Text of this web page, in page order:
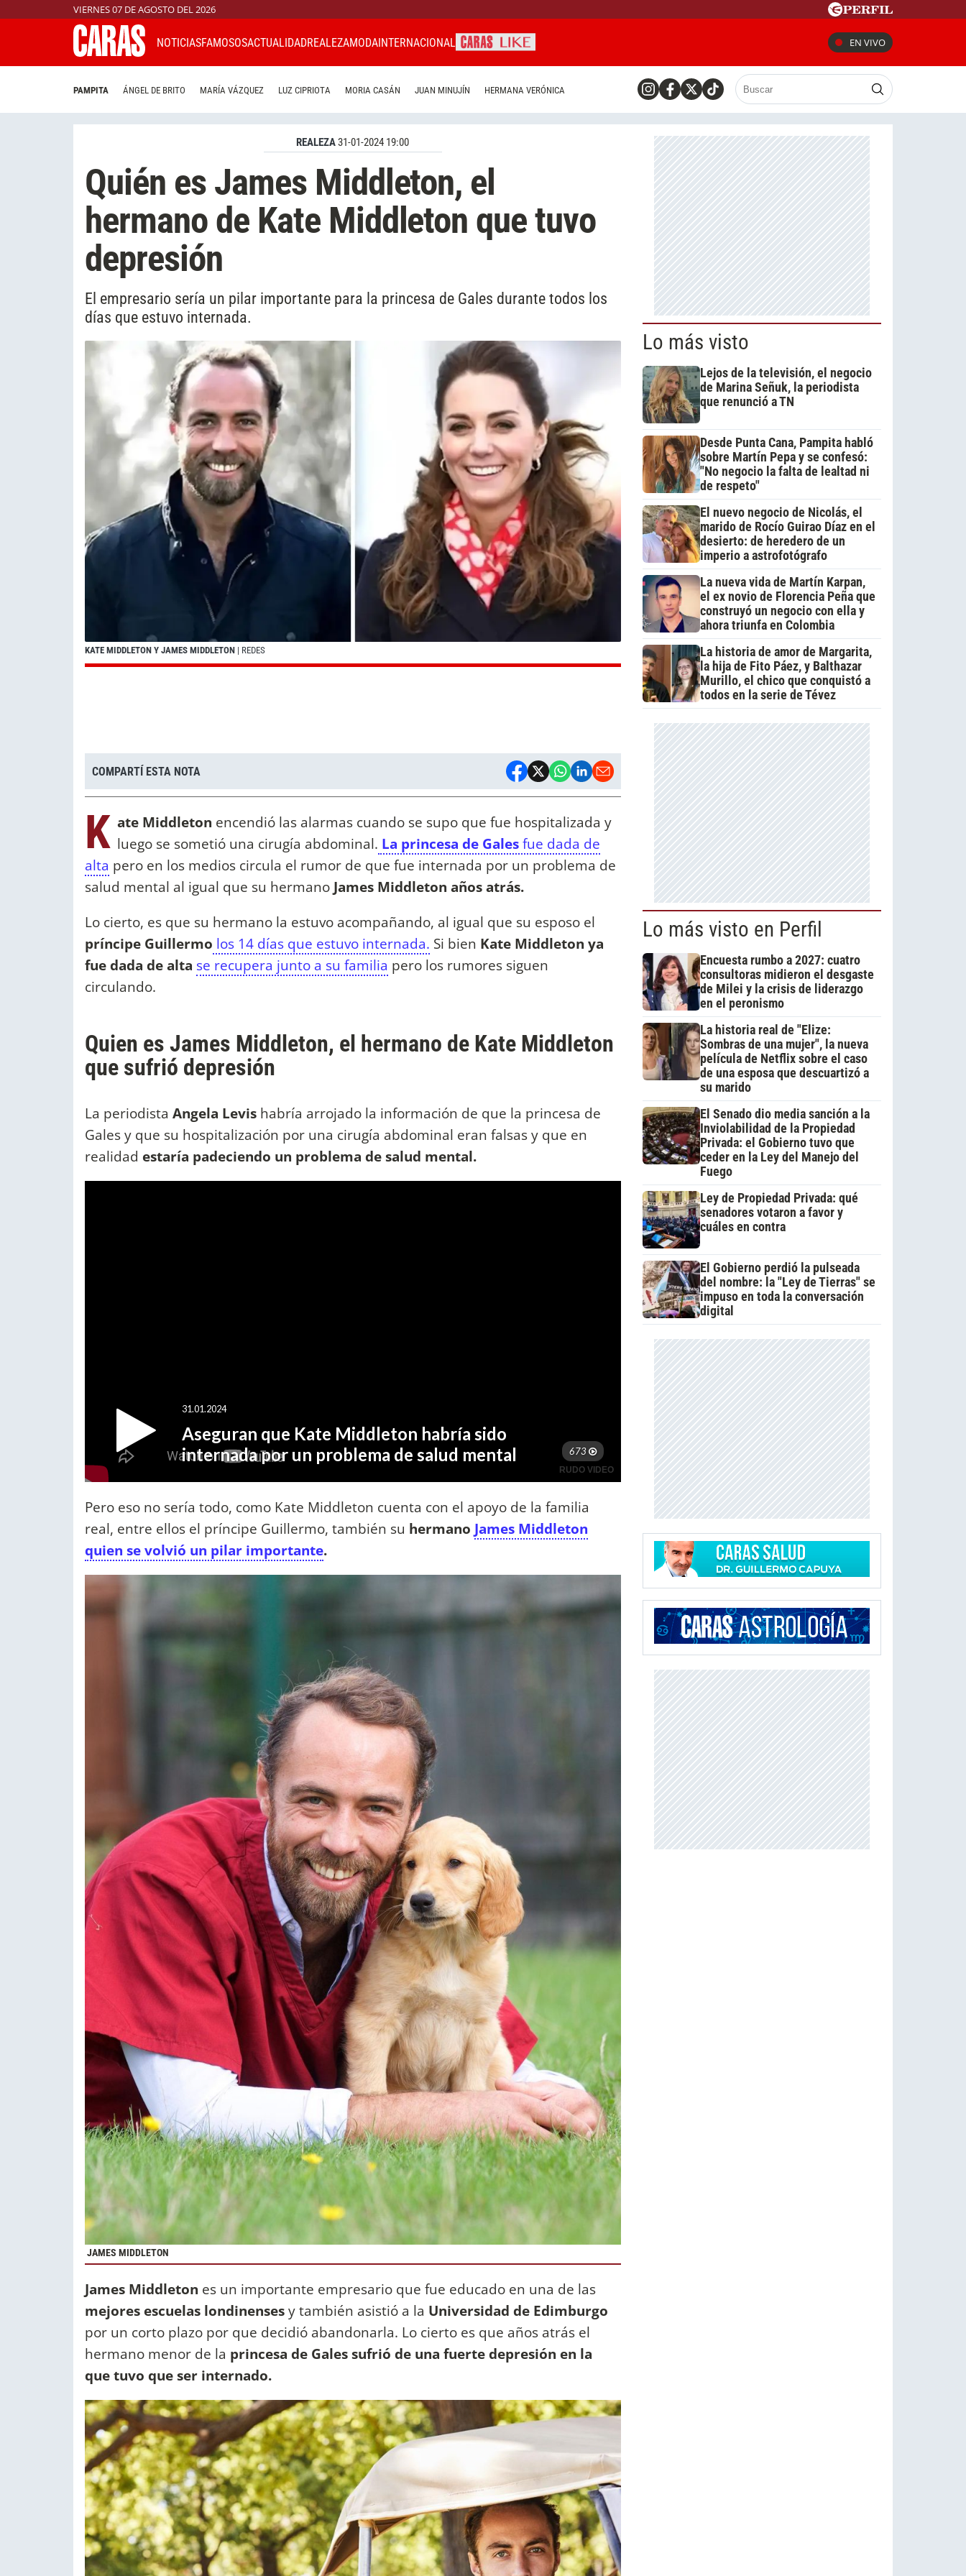
VIERNES 07 DE AGOSTO DEL 2026
NOTICIASFAMOSOSACTUALIDADREALEZAMODAINTERNACIONAL EN VIVO
PAMPITA ÁNGEL DE BRITO MARÍA VÁZQUEZ LUZ CIPRIOTA MORIA CASÁN JUAN MINUJÍN HERMANA VERÓNICA
REALEZA31-01-2024 19:00
Quién es James Middleton, el
hermano de Kate Middleton que tuvo
depresión
El empresario sería un pilar importante para la princesa de Gales durante todos los
días que estuvo internada.
KATE MIDDLETON Y JAMES MIDDLETON | REDES
COMPARTÍ ESTA NOTA
K ate Middleton encendió las alarmas cuando se supo que fue hospitalizada y
luego se sometió una cirugía abdominal. La princesa de Galesfue dada de
alta pero en los medios circula el rumor de que fue internada por un problema de
salud mental al igual que su hermano James Middleton años atrás.
Lo cierto, es que su hermano la estuvo acompañando, al igual que su esposo el
príncipe Guillermo los 14 días que estuvo internada. Si bien Kate Middleton ya
fue dada de alta se recupera junto a su familia pero los rumores siguen
circulando.
Quien es James Middleton, el hermano de Kate Middleton
que sufrió depresión
La periodista Angela Levis habría arrojado la información de que la princesa de
Gales y que su hospitalización por una cirugía abdominal eran falsas y que en
realidad estaría padeciendo un problema de salud mental.
Pero eso no sería todo, como Kate Middleton cuenta con el apoyo de la familia
real, entre ellos el príncipe Guillermo, también su hermano James Middleton
quien se volvió un pilar importante.
JAMES MIDDLETON
James Middleton es un importante empresario que fue educado en una de las
mejores escuelas londinensesy también asistió a la Universidad de Edimburgo
por un corto plazo por que decidió abandonarla. Lo cierto es que años atrás el
hermano menor de la princesa de Gales sufrió de una fuerte depresión en la
que tuvo que ser internado.
Lo más visto
Lejos de la televisión, el negocio
de Marina Señuk, la periodista
que renunció a TN
Desde Punta Cana, Pampita habló
sobre Martín Pepa y se confesó:
"No negocio la falta de lealtad ni
de respeto"
El nuevo negocio de Nicolás, el
marido de Rocío Guirao Díaz en el
desierto: de heredero de un
imperio a astrofotógrafo
La nueva vida de Martín Karpan,
el ex novio de Florencia Peña que
construyó un negocio con ella y
ahora triunfa en Colombia
La historia de amor de Margarita,
la hija de Fito Páez, y Balthazar
Murillo, el chico que conquistó a
todos en la serie de Tévez
Lo más visto en Perfil
Encuesta rumbo a 2027: cuatro
consultoras midieron el desgaste
de Milei y la crisis de liderazgo
en el peronismo
La historia real de "Elize:
Sombras de una mujer", la nueva
película de Netflix sobre el caso
de una esposa que descuartizó a
su marido
El Senado dio media sanción a la
Inviolabilidad de la Propiedad
Privada: el Gobierno tuvo que
ceder en la Ley del Manejo del
Fuego
Ley de Propiedad Privada: qué
senadores votaron a favor y
cuáles en contra
El Gobierno perdió la pulseada
del nombre: la "Ley de Tierras" se
impuso en toda la conversación
digital